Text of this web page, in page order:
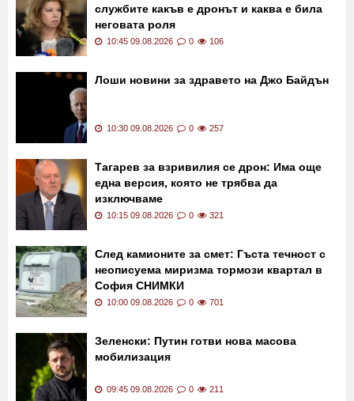
службите какъв е дронът и каква е била
неговата роля
10:45 09.08.2026 0 106
Лоши новини за здравето на Джо Байдън
10:30 09.08.2026 0 257
Тагарев за взривилия се дрон: Има още
една версия, която не трябва да
изключваме
10:15 09.08.2026 0 321
След камионите за смет: Гъста течност с
неописуема миризма тормози квартал в
София СНИМКИ
10:00 09.08.2026 0 701
Зеленски: Путин готви нова масова
мобилизация
09:45 09.08.2026 0 211